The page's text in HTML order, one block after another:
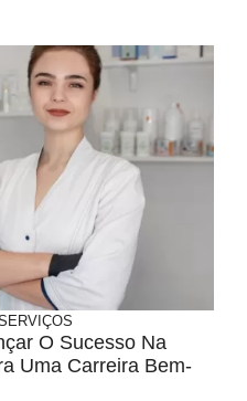
O Sucesso Na
Uma Carreira Bem-